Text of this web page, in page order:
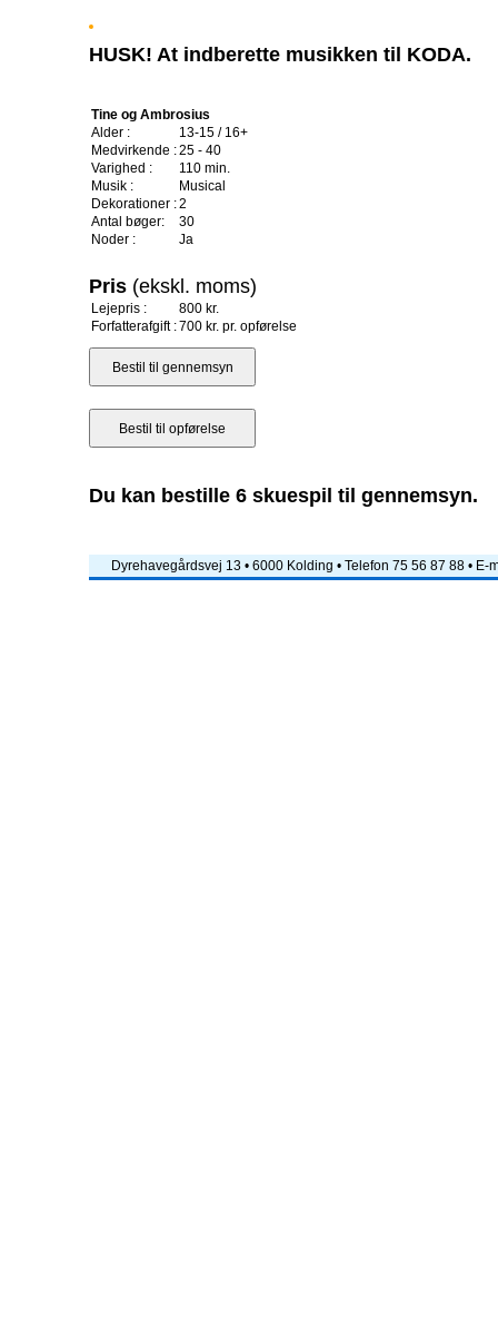
HUSK! At indberette musikken til KODA.
Tine og Ambrosius
Alder :
13-15 / 16+
Medvirkende :25 - 40
Varighed :
110 min.
Musik :
Musical
Dekorationer :2
Antal bøger:
30
Noder :
Ja
Pris (ekskl. moms)
Lejepris :
800 kr.
Forfatterafgift :700 kr. pr. opførelse
Du kan bestille 6 skuespil til gennemsyn.
Dyrehavegårdsvej 13 • 6000 Kolding • Telefon 75 56 87 88 • E-